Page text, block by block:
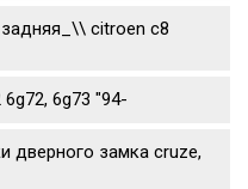
citroen c8
6g73 "94-
дверного замка cruze,